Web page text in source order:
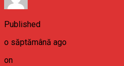
Published
o săptămână ago
on